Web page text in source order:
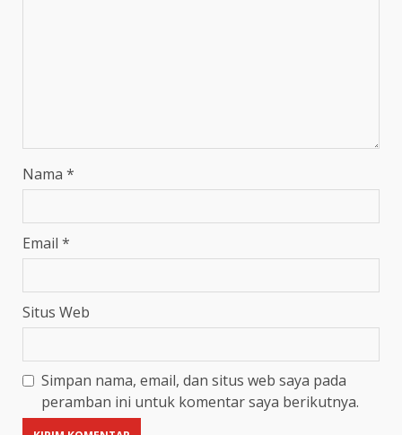
Nama *
Email *
Situs Web
Simpan nama, email, dan situs web saya pada
peramban ini untuk komentar saya berikutnya.